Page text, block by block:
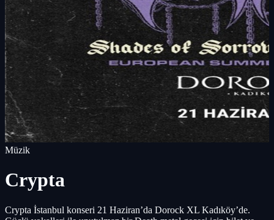
Müzik
Crypta
Crypta İstanbul konseri 21 Haziran’da Dorock XL Kadıköy’de.